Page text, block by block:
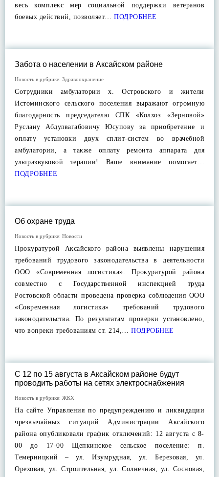
весь комплекс мер социальной поддержки ветеранов
боевых действий, позволяет… ПОДРОБНЕЕ
Забота о населении в Аксайском районе
Новость в рубрике: Здравоохранение
Сотрудники амбулатории х. Островского и жители
Истоминского сельского поселения выражают огромную
благодарность председателю СПК «Колхоз «Зерновой»
Руслану Абдулвагабовичу Юсупову за приобретение и
оплату установки двух сплит-систем во врачебной
амбулатории, а также оплату ремонта аппарата для
ультразвуковой терапии! Ваше внимание помогает…
ПОДРОБНЕЕ
Об охране труда
Новость в рубрике: Новости
Прокуратурой Аксайского района выявлены нарушения
требований трудового законодательства в деятельности
ООО «Современная логистика». Прокуратурой района
совместно с Государственной инспекцией труда
Ростовской области проведена проверка соблюдения ООО
«Современная логистика» требований трудового
законодательства. По результатам проверки установлено,
что вопреки требованиям ст. 214,… ПОДРОБНЕЕ
С 12 по 15 августа в Аксайском районе будут
проводить работы на сетях электроснабжения
Новость в рубрике: ЖКХ
На сайте Управления по предупреждению и ликвидации
чрезвычайных ситуаций Администрации Аксайского
района опубликовали график отключений: 12 августа с 8-
00 до 17-00 Щепкинское сельское поселение: п.
Темерницкий – ул. Изумрудная, ул. Березовая, ул.
Ореховая, ул. Строительная, ул. Солнечная, ул. Сосновая,